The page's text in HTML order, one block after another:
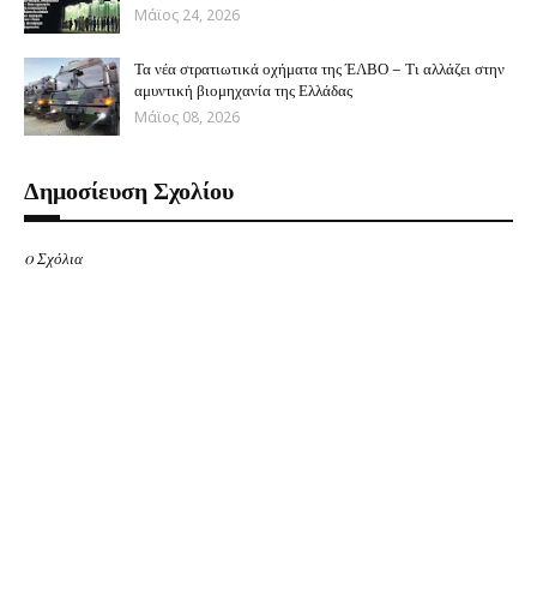
Μάϊος 24, 2026
Τα νέα στρατιωτικά οχήματα της ΈΛΒΟ – Τι αλλάζει στην
αμυντική βιομηχανία της Ελλάδας
Μάϊος 08, 2026
Δημοσίευση Σχολίου
0 Σχόλια